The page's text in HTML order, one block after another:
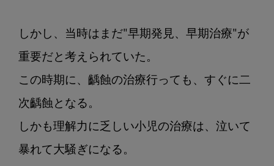
しかし、当時はまだ"早期発見、早期治療"が
重要だと考えられていた。
この時期に、齲蝕の治療行っても、すぐに二
次齲蝕となる。
しかも理解力に乏しい小児の治療は、泣いて
暴れて大騒ぎになる。